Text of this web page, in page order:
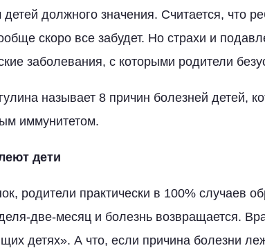
должного значения. Считается, что
скоро все забудет. Но страхи и
заболевания, с которыми родители
называет 8 причин болезней детей,
иммунитетом.
дети
родители практически в 100% случаев
две-месяц и болезнь возвращается.
детях». А что, если причина болезни